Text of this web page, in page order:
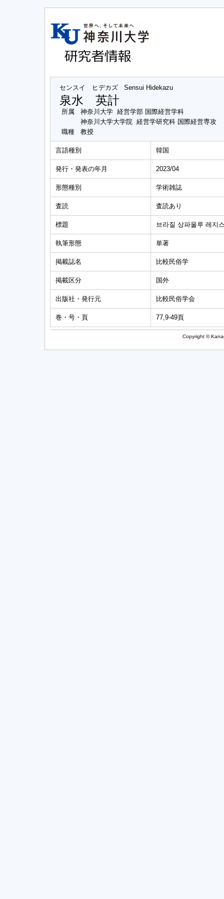
センスイ ヒデカズ Sensui Hidekazu
泉水 英計
所属
神奈川大学 経営学部 国際経営学科
神奈川大学大学院 経営学研究科 国際経営専攻
職種
教授
言語種別 韓国
発行・発表の年月 2023/04
形態種別 学術雑誌
査読 査読あり
標題 브라질 상파울루 레지
執筆形態 単著
掲載誌名 比較民俗学
掲載区分 国外
出版社・発行元 比較民俗学会
巻・号・頁 77,9-49頁
Copyright ©